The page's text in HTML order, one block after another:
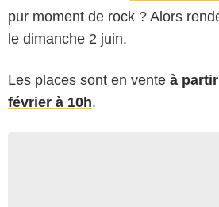
pur moment de rock ? Alors
le dimanche 2 juin.
Les places sont en vente à
février à 10h.